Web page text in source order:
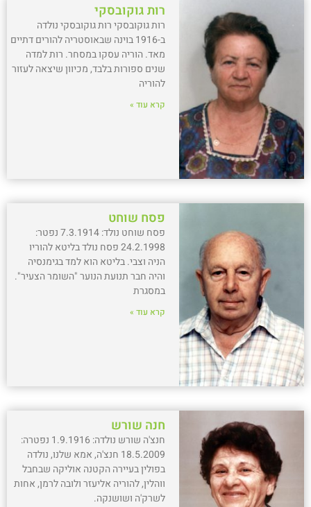
רות גוקובסקי
רות גוקובסקי רות גוקובסקי נולדה
ב-1916 בוינה שבאוסטריה להורים דתיים
מאד. הוריה עסקו במסחר. רות למדה
שנים ספורות בלבד, מכיוון שיצאה לעזור
להוריה
קרא עוד »
פסח שוחט
פסח שוחט נולד: 7.3.1914 נפטר:
24.2.1998 פסח נולד בליטא להוריו
הניה וצבי. בליטא הוא למד בגימנסיה
והיה חבר תנועת הנוער "השומר הצעיר".
במסגרת
קרא עוד »
חנה שורש
חנצ'ה שורש נולדה: 1.9.1916 נפטרה:
18.5.2009 חנצ'ה, אמא שלנו, נולדה
בפולין בעיירה הקטנה אוליקה שבחבל
ווהלין, להוריה אליעזר ולובה לרמן, אחות
לשרק'ה ושושנקה.